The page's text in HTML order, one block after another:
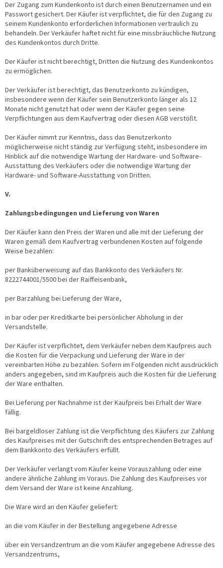
Der Zugang zum Kundenkonto ist durch einen Benutzernamen und ein
Passwort gesichert. Der Käufer ist verpflichtet, die für den Zugang zu
seinem Kundenkonto erforderlichen Informationen vertraulich zu
behandeln. Der Verkäufer haftet nicht für eine missbräuchliche Nutzung
des Kundenkontos durch Dritte.
Der Käufer ist nicht berechtigt, Dritten die Nutzung des Kundenkontos
zu ermöglichen.
Der Verkäufer ist berechtigt, das Benutzerkonto zu kündigen,
insbesondere wenn der Käufer sein Benutzerkonto länger als 12
Monate nicht genutzt hat oder wenn der Käufer gegen seine
Verpflichtungen aus dem Kaufvertrag oder diesen AGB verstößt.
Der Käufer nimmt zur Kenntnis, dass das Benutzerkonto
möglicherweise nicht ständig zur Verfügung steht, insbesondere im
Hinblick auf die notwendige Wartung der Hardware- und Software-
Ausstattung des Verkäufers oder die notwendige Wartung der
Hardware- und Software-Ausstattung von Dritten.
V.
Zahlungsbedingungen und Lieferung von Waren
Der Käufer kann den Preis der Waren und alle mit der Lieferung der
Waren gemäß dem Kaufvertrag verbundenen Kosten auf folgende
Weise bezahlen:
per Banküberweisung auf das Bankkonto des Verkäufers Nr.
8222744001/5500 bei der Raiffeisenbank,
per Barzahlung bei Lieferung der Ware,
in bar oder per Kreditkarte bei persönlicher Abholung in der
Versandstelle.
Der Käufer ist verpflichtet, dem Verkäufer neben dem Kaufpreis auch
die Kosten für die Verpackung und Lieferung der Ware in der
vereinbarten Höhe zu bezahlen. Sofern im Folgenden nicht ausdrücklich
anders angegeben, sind im Kaufpreis auch die Kosten für die Lieferung
der Ware enthalten.
Bei Lieferung per Nachnahme ist der Kaufpreis bei Erhalt der Ware
fällig.
Bei bargeldloser Zahlung ist die Verpflichtung des Käufers zur Zahlung
des Kaufpreises mit der Gutschrift des entsprechenden Betrages auf
dem Bankkonto des Verkäufers erfüllt.
Der Verkäufer verlangt vom Käufer keine Vorauszahlung oder eine
andere ähnliche Zahlung im Voraus. Die Zahlung des Kaufpreises vor
dem Versand der Ware ist keine Anzahlung.
Die Ware wird an den Käufer geliefert:
an die vom Käufer in der Bestellung angegebene Adresse
über ein Versandzentrum an die vom Käufer angegebene Adresse des
Versandzentrums,